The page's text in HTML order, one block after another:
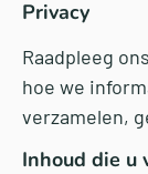
Privacy
Raadpleeg ons
hoe we
verzamelen,
Inhoud die u